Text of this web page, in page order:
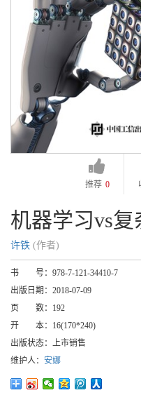
推荐 0
机器学习vs复
许铁 (作者)
书 号： 978-7-121-34410-7
出版日期： 2018-07-09
页 数： 192
开 本： 16(170*240)
出版状态： 上市销售
维护人： 安娜